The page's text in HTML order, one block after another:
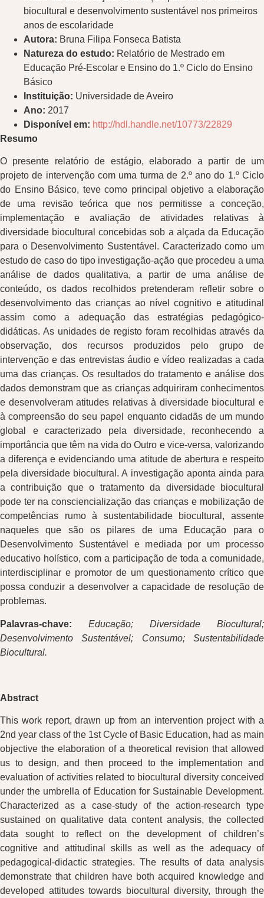
biocultural e desenvolvimento sustentável nos primeiros
anos de escolaridade
Autora: Bruna Filipa Fonseca Batista
Natureza do estudo: Relatório de Mestrado em
Educação Pré-Escolar e Ensino do 1.º Ciclo do Ensino
Básico
Instituição: Universidade de Aveiro
Ano: 2017
Disponível em: http://hdl.handle.net/10773/22829
Resumo
O presente relatório de estágio, elaborado a partir de um
projeto de intervenção com uma turma de 2.º ano do 1.º Ciclo
do Ensino Básico, teve como principal objetivo a elaboração
de uma revisão teórica que nos permitisse a conceção,
implementação e avaliação de atividades relativas à
diversidade biocultural concebidas sob a alçada da Educação
para o Desenvolvimento Sustentável. Caracterizado como um
estudo de caso do tipo investigação-ação que procedeu a uma
análise de dados qualitativa, a partir de uma análise de
conteúdo, os dados recolhidos pretenderam refletir sobre o
desenvolvimento das crianças ao nível cognitivo e atitudinal
assim como a adequação das estratégias pedagógico-
didáticas. As unidades de registo foram recolhidas através da
observação, dos recursos produzidos pelo grupo de
intervenção e das entrevistas áudio e vídeo realizadas a cada
uma das crianças. Os resultados do tratamento e análise dos
dados demonstram que as crianças adquiriram conhecimentos
e desenvolveram atitudes relativas à diversidade biocultural e
à compreensão do seu papel enquanto cidadãs de um mundo
global e caracterizado pela diversidade, reconhecendo a
importância que têm na vida do Outro e vice-versa, valorizando
a diferença e evidenciando uma atitude de abertura e respeito
pela diversidade biocultural. A investigação aponta ainda para
a contribuição que o tratamento da diversidade biocultural
pode ter na consciencialização das crianças e mobilização de
competências rumo à sustentabilidade biocultural, assente
naqueles que são os pilares de uma Educação para o
Desenvolvimento Sustentável e mediada por um processo
educativo holístico, com a participação de toda a comunidade,
interdisciplinar e promotor de um questionamento crítico que
possa conduzir a desenvolver a capacidade de resolução de
problemas.
Palavras-chave:
Educação; Diversidade Biocultural;
Desenvolvimento Sustentável; Consumo; Sustentabilidade
Biocultural.
Abstract
This work report, drawn up from an intervention project with a
2nd year class of the 1st Cycle of Basic Education, had as main
objective the elaboration of a theoretical revision that allowed
us to design, and then proceed to the implementation and
evaluation of activities related to biocultural diversity conceived
under the umbrella of Education for Sustainable Development.
Characterized as a case-study of the action-research type
sustained on qualitative data content analysis, the collected
data sought to reflect on the development of children’s
cognitive and attitudinal skills as well as the adequacy of
pedagogical-didactic strategies. The results of data analysis
demonstrate that children have both acquired knowledge and
developed attitudes towards biocultural diversity, through the